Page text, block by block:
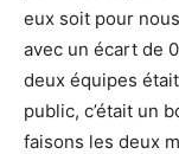
eux soit pour
avec un écart de
deux équipes
public, c’était un
faisons les deux